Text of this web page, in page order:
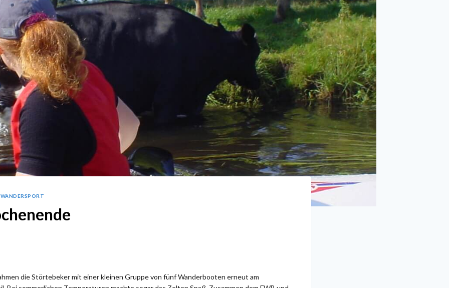
die Störtebeker mit einer kleinen Gruppe von fünf Wanderbooten erneut am